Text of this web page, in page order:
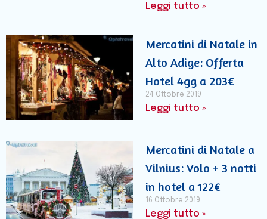
Leggi tutto »
Mercatini di Natale in
Alto Adige: Offerta
Hotel 4gg a 203€
24 Ottobre 2019
Leggi tutto »
Mercatini di Natale a
Vilnius: Volo + 3 notti
in hotel a 122€
16 Ottobre 2019
Leggi tutto »